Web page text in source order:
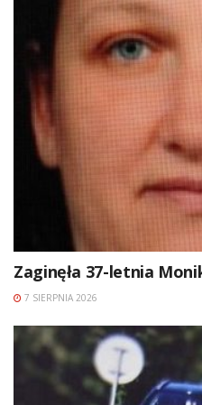
Zaginęła 37-letnia
7 SIERPNIA 2026